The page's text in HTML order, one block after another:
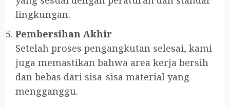
lingkungan.
Pembersihan Akhir
Setelah proses pengangkutan selesai, kami
juga memastikan bahwa area kerja bersih
dan bebas dari sisa-sisa material yang
mengganggu.